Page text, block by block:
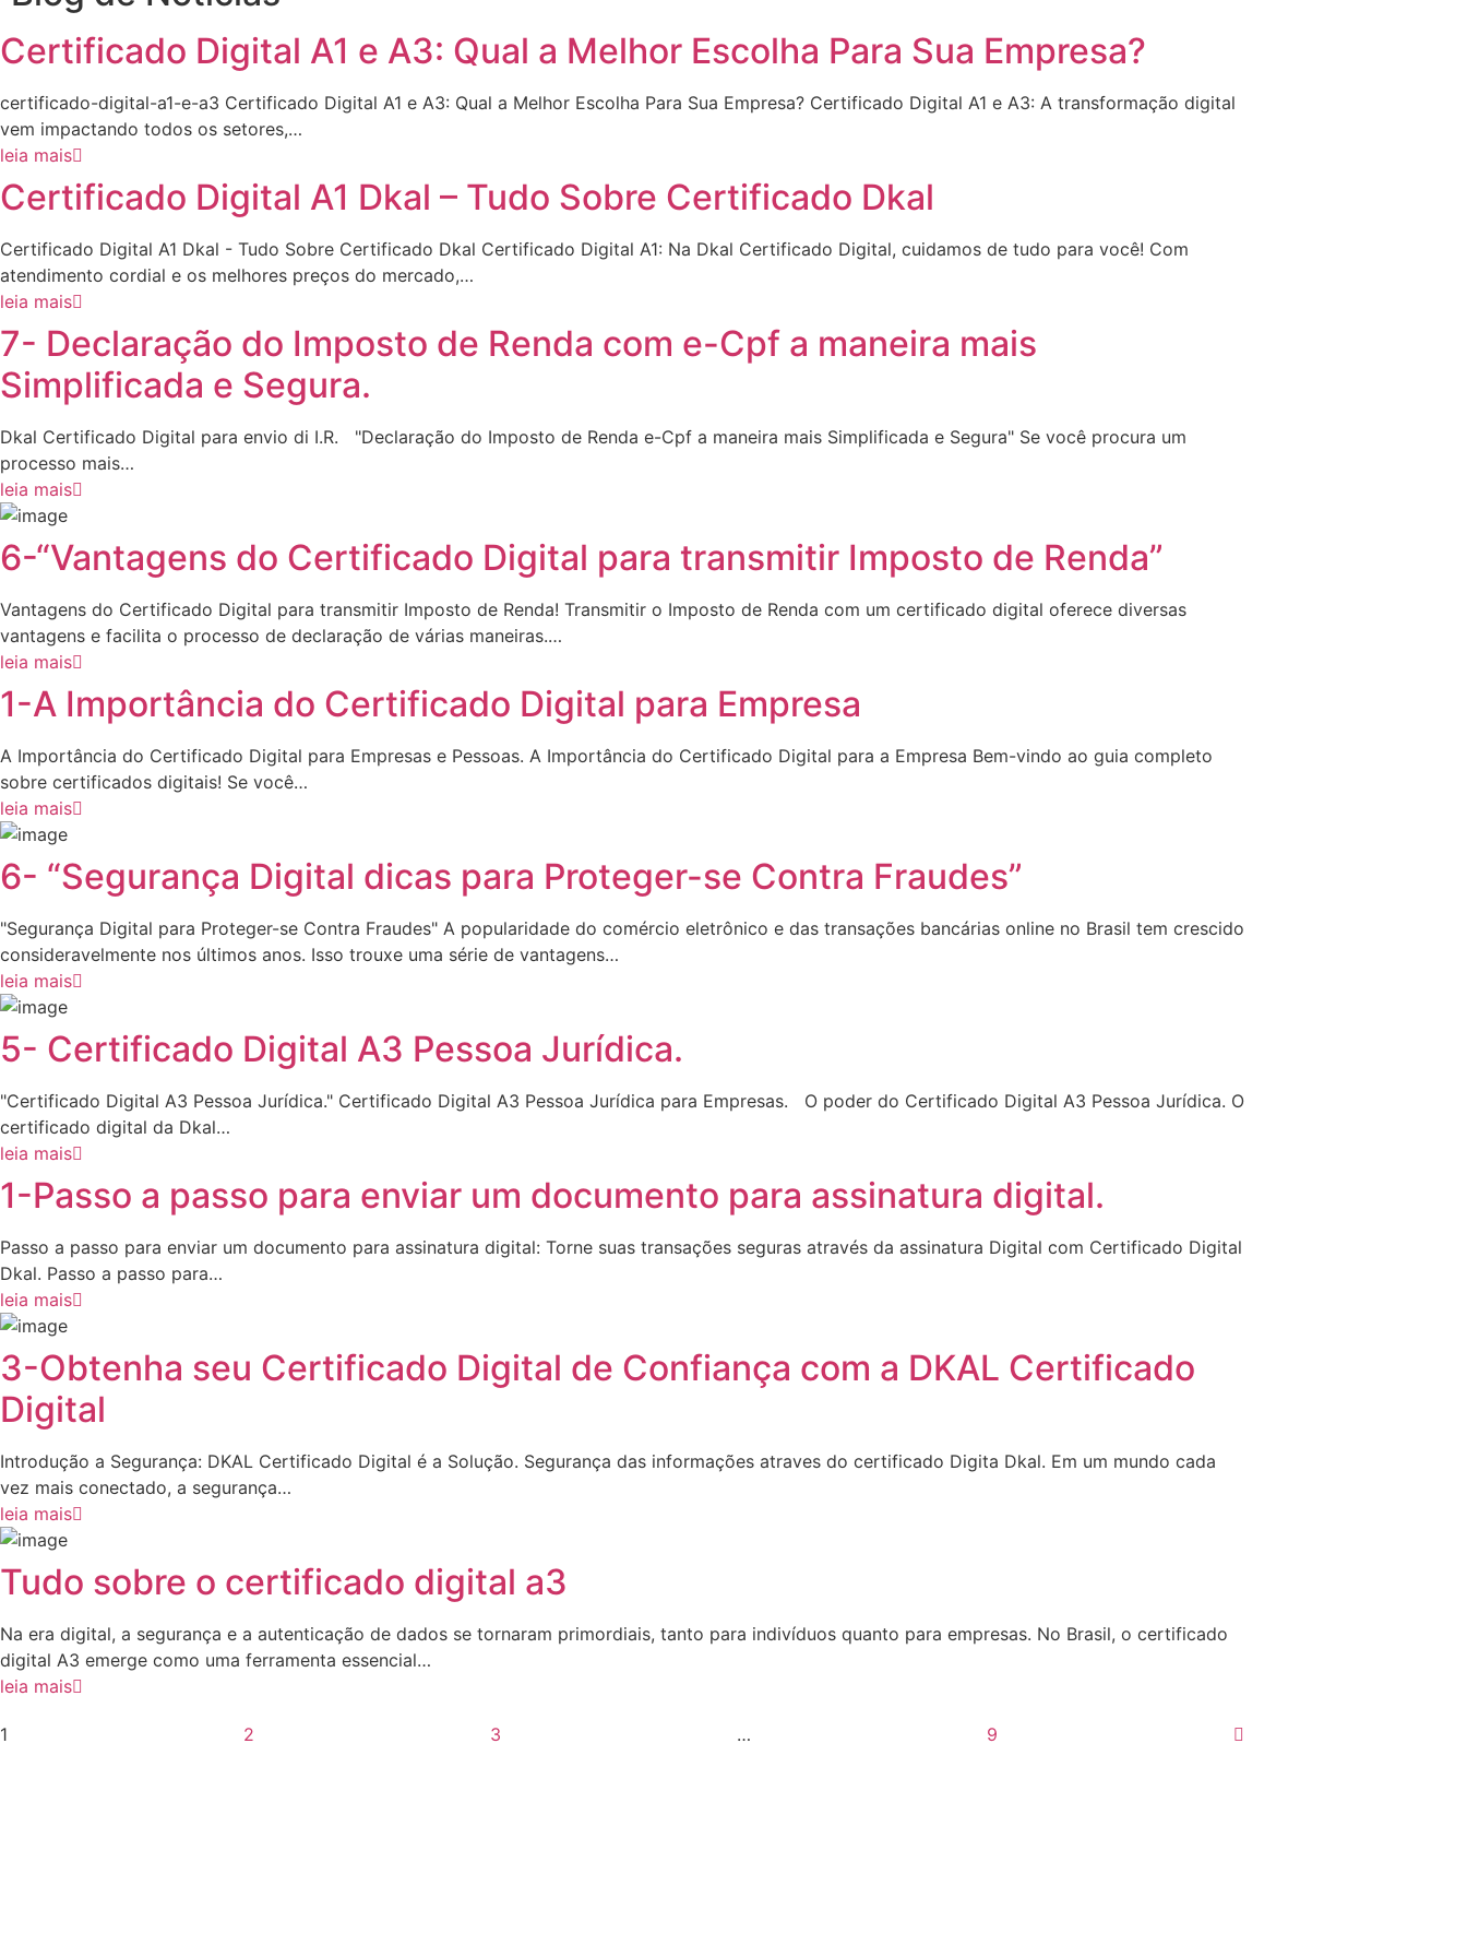
Certificado Digital A1 e A3: Qual a Melhor Escolha Para Sua Empresa?
certificado-digital-a1-e-a3 Certificado Digital A1 e A3: Qual a Melhor Escolha Para Sua Empresa? Certificado Digital A1 e A3: A transformação digital
vem impactando todos os setores,…
leia mais
Certificado Digital A1 Dkal – Tudo Sobre Certificado Dkal
Certificado Digital A1 Dkal - Tudo Sobre Certificado Dkal Certificado Digital A1: Na Dkal Certificado Digital, cuidamos de tudo para você! Com
atendimento cordial e os melhores preços do mercado,…
leia mais
7- Declaração do Imposto de Renda com e-Cpf a maneira mais
Simplificada e Segura.
Dkal Certificado Digital para envio di I.R. "Declaração do Imposto de Renda e-Cpf a maneira mais Simplificada e Segura" Se você procura um
processo mais…
leia mais
6-“Vantagens do Certificado Digital para transmitir Imposto de Renda”
Vantagens do Certificado Digital para transmitir Imposto de Renda! Transmitir o Imposto de Renda com um certificado digital oferece diversas
vantagens e facilita o processo de declaração de várias maneiras.…
leia mais
1-A Importância do Certificado Digital para Empresa
A Importância do Certificado Digital para Empresas e Pessoas. A Importância do Certificado Digital para a Empresa Bem-vindo ao guia completo
sobre certificados digitais! Se você…
leia mais
6- “Segurança Digital dicas para Proteger-se Contra Fraudes”
"Segurança Digital para Proteger-se Contra Fraudes" A popularidade do comércio eletrônico e das transações bancárias online no Brasil tem crescido
consideravelmente nos últimos anos. Isso trouxe uma série de vantagens…
leia mais
5- Certificado Digital A3 Pessoa Jurídica.
"Certificado Digital A3 Pessoa Jurídica." Certificado Digital A3 Pessoa Jurídica para Empresas. O poder do Certificado Digital A3 Pessoa Jurídica. O
certificado digital da Dkal…
leia mais
1-Passo a passo para enviar um documento para assinatura digital.
Passo a passo para enviar um documento para assinatura digital: Torne suas transações seguras através da assinatura Digital com Certificado Digital
Dkal. Passo a passo para…
leia mais
3-Obtenha seu Certificado Digital de Confiança com a DKAL Certificado
Digital
Introdução a Segurança: DKAL Certificado Digital é a Solução. Segurança das informações atraves do certificado Digita Dkal. Em um mundo cada
vez mais conectado, a segurança…
leia mais
Tudo sobre o certificado digital a3
Na era digital, a segurança e a autenticação de dados se tornaram primordiais, tanto para indivíduos quanto para empresas. No Brasil, o certificado
digital A3 emerge como uma ferramenta essencial…
leia mais
1 2 3 … 9